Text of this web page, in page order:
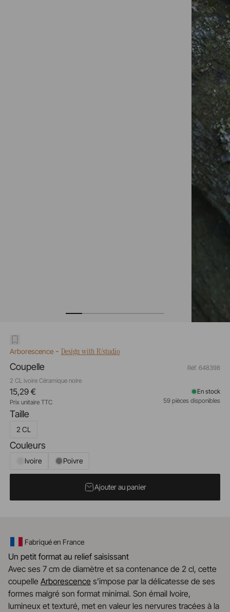
Arborescence- Design with R/studio
Coupelle
2 CL ivoire Céramique noire
Réf. 648398
Taille
2 CL
Couleurs
Ivoire Poivre
15,29 €
Prix unitaire TTC
En stock
59 pièces disponibles
Ajouter au panier
Fabriqué en France
Un petit format au relief saisissant
Avec ses 7 cm de diamètre et sa contenance de 2 cl, cette
coupelle Arborescence s’impose par la délicatesse de ses
formes malgré son format minimal. Son émail Ivoire,
lumineux et texturé, met en valeur les nervures tracées à la